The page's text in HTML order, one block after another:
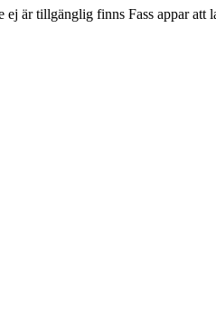
är tillgänglig finns Fass appar